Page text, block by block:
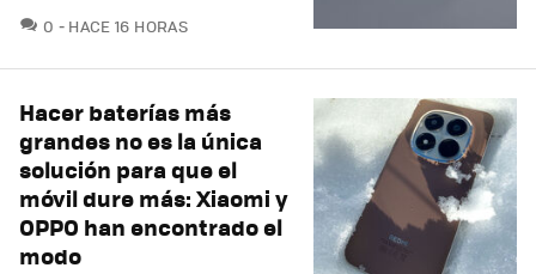
0 COMENTARIOS
HACE 16 HORAS
Hacer baterías más
grandes no es la única
solución para que el
móvil dure más: Xiaomi y
OPPO han encontrado el
modo